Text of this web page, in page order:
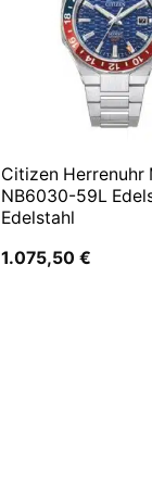
Citizen Herrenuhr
NB6030-59L
Edelstahl
1.075,50 €